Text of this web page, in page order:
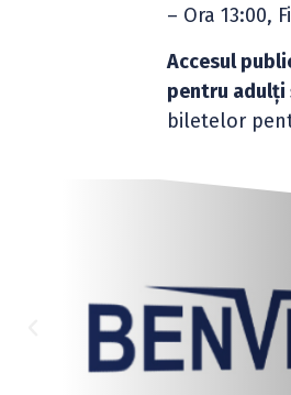
– Ora 13:00,
Accesul
pentru adulți
biletelor